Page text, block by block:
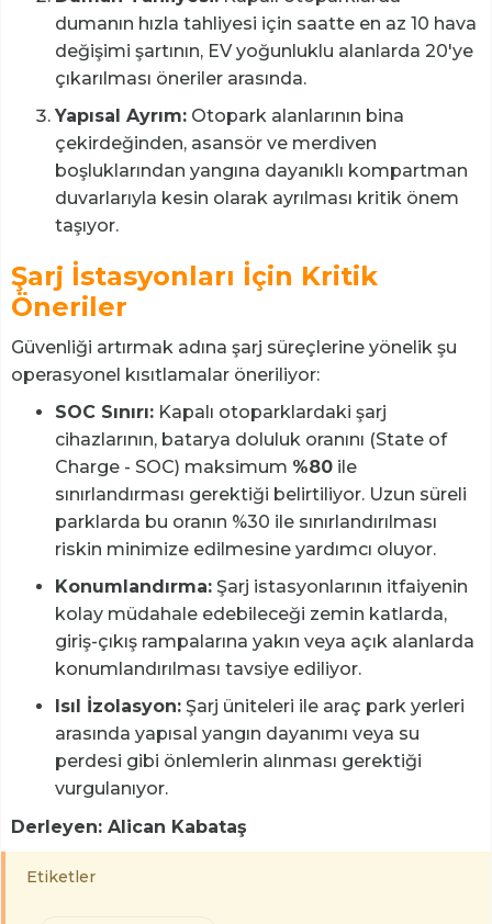
dumanın hızla tahliyesi için saatte en az 10 hava
değişimi şartının, EV yoğunluklu alanlarda 20'ye
çıkarılması öneriler arasında.
Yapısal Ayrım: Otopark alanlarının bina
çekirdeğinden, asansör ve merdiven
boşluklarından yangına dayanıklı kompartman
duvarlarıyla kesin olarak ayrılması kritik önem
taşıyor.
Şarj İstasyonları İçin Kritik
Öneriler
Güvenliği artırmak adına şarj süreçlerine yönelik şu
operasyonel kısıtlamalar öneriliyor:
SOC Sınırı: Kapalı otoparklardaki şarj
cihazlarının, batarya doluluk oranını (State of
Charge - SOC) maksimum %80 ile
sınırlandırması gerektiği belirtiliyor. Uzun süreli
parklarda bu oranın %30 ile sınırlandırılması
riskin minimize edilmesine yardımcı oluyor.
Konumlandırma: Şarj istasyonlarının itfaiyenin
kolay müdahale edebileceği zemin katlarda,
giriş-çıkış rampalarına yakın veya açık alanlarda
konumlandırılması tavsiye ediliyor.
Isıl İzolasyon: Şarj üniteleri ile araç park yerleri
arasında yapısal yangın dayanımı veya su
perdesi gibi önlemlerin alınması gerektiği
vurgulanıyor.
Derleyen: Alican Kabataş
Etiketler